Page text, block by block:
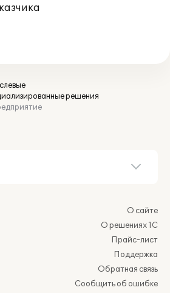
решения
О сайте
О решениях 1С
Прайс-лист
Поддержка
Обратная связь
Сообщить об ошибке